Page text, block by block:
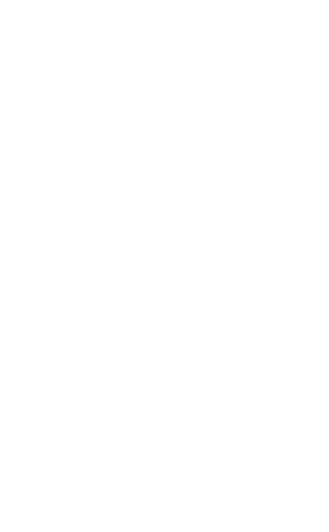
für Ihren Pool
nachhaltiges und energiesparendes
Pools zusammen.